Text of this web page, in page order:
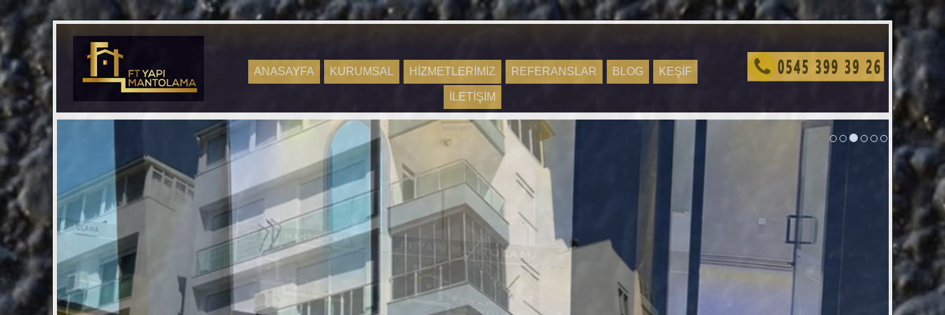
ANASAYFA KURUMSAL HİZMETLERİMİZ REFERANSLAR BLOG KEŞİF
İLETİŞİM